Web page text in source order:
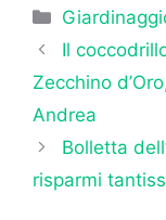
Categorie
Il
Zecchino
Andrea
Bolletta
risparmi